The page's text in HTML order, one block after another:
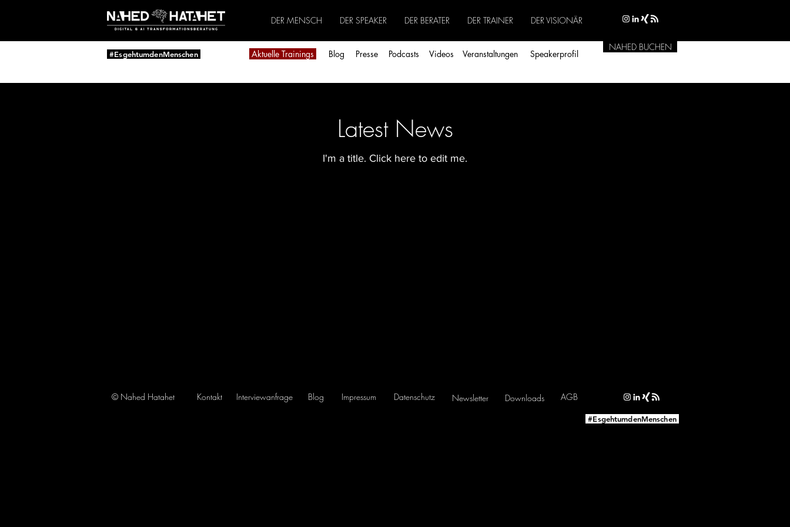
DER MENSCH DER SPEAKER DER BERATER DER TRAINER DER VISIONÄR
#EsgehtumdenMenschen Aktuelle Trainings Blog Presse Podcasts Videos Veranstaltungen Speakerprofil
NAHED BUCHEN
Latest News
I'm a title. ​Click here to edit me.
© Nahed Hatahet Kontakt Interviewanfrage Blog Impressum Datenschutz Newsletter Downloads AGB
#EsgehtumdenMenschen